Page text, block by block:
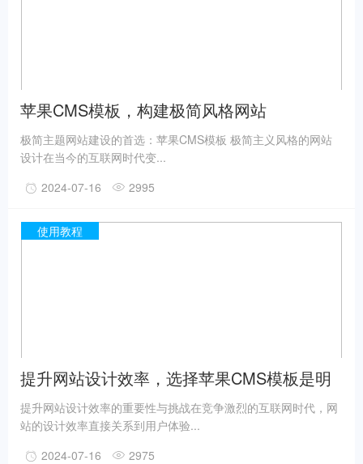
苹果CMS模板，构建极简风格网站
极简主题网站建设的首选：苹果CMS模板 极简主义风格的网站
设计在当今的互联网时代变...
2024-07-16
2995
使用教程
提升网站设计效率，选择苹果CMS模板是明
智之选！
提升网站设计效率的重要性与挑战在竞争激烈的互联网时代，网
站的设计效率直接关系到用户体验...
2024-07-16
2975